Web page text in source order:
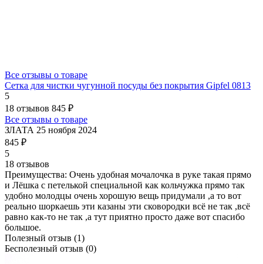
Все отзывы о товаре
Сетка для чистки чугунной посуды без покрытия Gipfel 0813
5
18 отзывов 845 ₽
Все отзывы о товаре
ЗЛАТА 25 ноября 2024
845 ₽
5
18 отзывов
Преимущества: Очень удобная мочалочка в руке такая прямо
и Лёшка с петелькой специальной как кольчужка прямо так
удобно молодцы очень хорошую вещь придумали ,а то вот
реально шоркаешь эти казаны эти сковородки всё не так ,всё
равно как-то не так ,а тут приятно просто даже вот спасибо
большое.
Полезный отзыв (1)
Бесполезный отзыв (0)